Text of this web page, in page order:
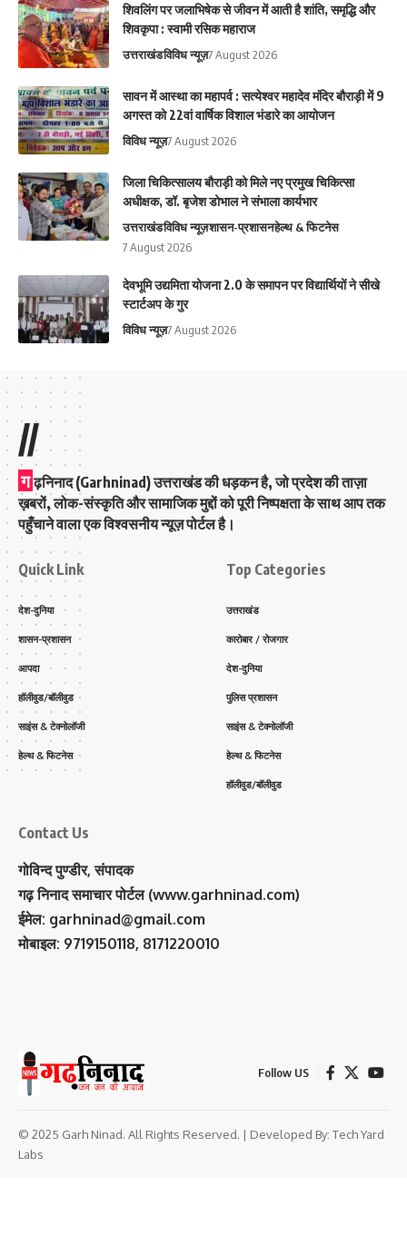
शिवलिंग पर जलाभिषेक से जीवन में आती है शांति, समृद्धि और
शिवकृपा : स्वामी रसिक महाराज
उत्तराखंडविविध न्यूज़7 August 2026
सावन में आस्था का महापर्व : सत्येश्वर महादेव मंदिर बौराड़ी में 9
अगस्त को 22वां वार्षिक विशाल भंडारे का आयोजन
विविध न्यूज़7 August 2026
जिला चिकित्सालय बौराड़ी को मिले नए प्रमुख चिकित्सा
अधीक्षक, डॉ. बृजेश डोभाल ने संभाला कार्यभार
उत्तराखंडविविध न्यूज़शासन-प्रशासनहेल्थ & फिटनेस
7 August 2026
देवभूमि उद्यमिता योजना 2.0 के समापन पर विद्यार्थियों ने सीखे
स्टार्टअप के गुर
विविध न्यूज़7 August 2026
//
ग ढ़निनाद (Garhninad) उत्तराखंड की धड़कन है, जो प्रदेश की ताज़ा
ख़बरों, लोक-संस्कृति और सामाजिक मुद्दों को पूरी निष्पक्षता के साथ आप तक
पहुँचाने वाला एक विश्वसनीय न्यूज़ पोर्टल है।
Quick Link
देश-दुनिया
शासन-प्रशासन
आपदा
हॉलीवुड/बॉलीवुड
साइंस & टेक्नोलॉजी
हेल्थ & फिटनेस
Top Categories
उत्तराखंड
कारोबार / रोजगार
देश-दुनिया
पुलिस प्रशासन
साइंस & टेक्नोलॉजी
हेल्थ & फिटनेस
हॉलीवुड/बॉलीवुड
Contact Us
गोविन्द पुण्डीर, संपादक
गढ़ निनाद समाचार पोर्टल (www.garhninad.com)
ईमेल: garhninad@gmail.com
मोबाइल: 9719150118, 8171220010
Follow US
© 2025 Garh Ninad. All Rights Reserved. | Developed By: Tech Yard
Labs